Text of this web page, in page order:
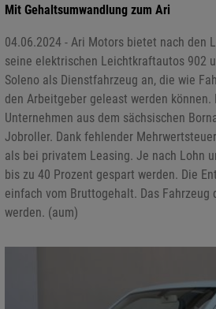
Mit Gehaltsumwandlung zum Ari
04.06.2024 - Ari Motors bietet nach den
seine elektrischen Leichtkraftautos 902
Soleno als Dienstfahrzeug an, die wie
den Arbeitgeber geleast werden
Unternehmen aus dem sächsischen
Jobroller. Dank fehlender
als bei privatem Leasing. Je nach Lohn
bis zu 40 Prozent gespart werden. Die
einfach vom Bruttogehalt. Das Fahrzeug
werden. (aum)